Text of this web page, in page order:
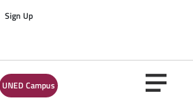
Sign Up
UNED Campus